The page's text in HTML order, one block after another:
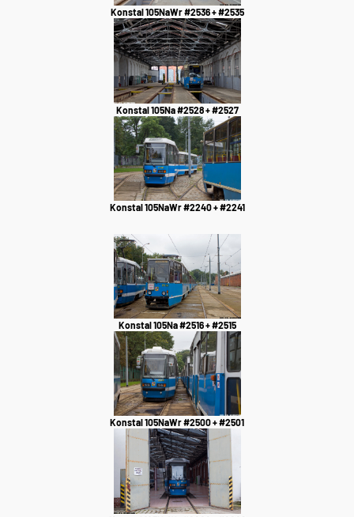
Konstal 105NaWr #2536 + #2535
Konstal 105Na #2528 + #2527
Konstal 105NaWr #2240 + #2241
Konstal 105Na #2516 + #2515
Konstal 105NaWr #2500 + #2501